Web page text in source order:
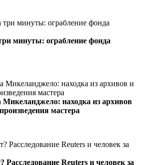
минуты: ограбление фонда
находка из архивов
мастера
Расследование Reuters и человек за